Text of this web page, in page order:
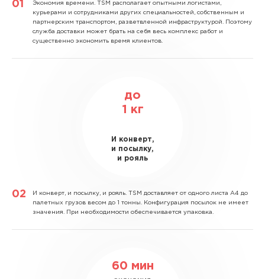
Экономия времени. TSM располагает опытными логистами,
курьерами и сотрудниками других специальностей, собственным и
партнерским транспортом, разветвленной инфраструктурой. Поэтому
служба доставки может брать на себя весь комплекс работ и
существенно экономить время клиентов.
до
1
кг
И конверт,
и посылку,
и рояль
И конверт, и посылку, и рояль. TSM доставляет от одного листа А4 до
палетных грузов весом до 1 тонны. Конфигурация посылок не имеет
значения. При необходимости обеспечивается упаковка.
60 мин